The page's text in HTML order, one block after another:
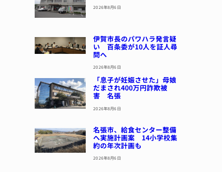
2026年8月6日
伊賀市長のパワハラ発言疑
い 百条委が10人を証人尋
問へ
2026年8月6日
「息子が妊娠させた」母娘
だまされ400万円詐欺被
害 名張
2026年8月6日
名張市、給食センター整備
へ実施計画案 14小学校集
約の年次計画も
2026年8月6日